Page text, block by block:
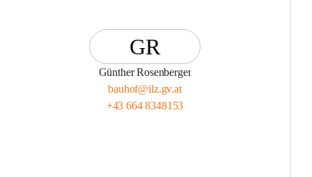
GR
Günther Rosenberger
bauhof@ilz.gv.at
+43 664 8348153